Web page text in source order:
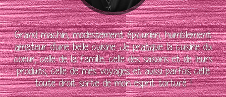
Grand machin, modestement épicurien, humblement
amateur d'une belle cuisine. Je pratique la cuisine du
coeur, celle de la famille, celle des saisons et de leurs
produits, celle de mes voyages et aussi parfois celle
toute droit sortie de mon esprit torturé !